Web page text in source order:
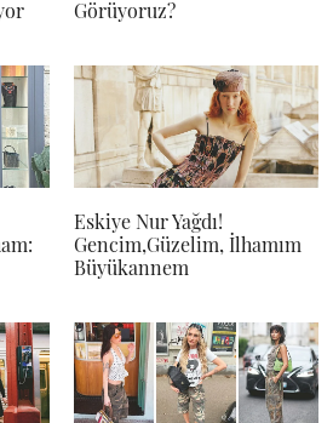
Görüyoruz?
Eskiye Nur Yağdı!
Gencim,Güzelim, İlhamım
Büyükannem